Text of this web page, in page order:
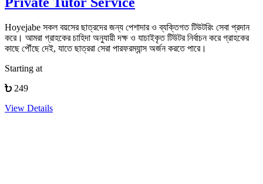
Hoyejabe সকল বয়সের ছাত্রদের জন্য পেশাদার ও ব্যক্তিগত টিউটরিং সেবা প্রদান
করে। আমরা গ্রাহকের চাহিদা অনুযায়ী দক্ষ ও যাচাইকৃত টিউটর নির্বাচন করে গ্রাহকের
কাছে পৌঁছে দেই, যাতে ছাত্ররা সেরা পারফরম্যান্স অর্জন করতে পারে।
Starting at
249
View Details